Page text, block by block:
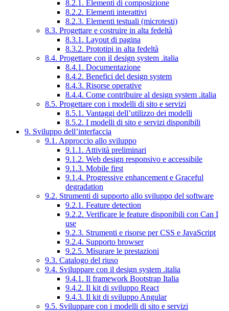
8.2.1. Elementi di composizione
8.2.2. Elementi interattivi
8.2.3. Elementi testuali (microtesti)
8.3. Progettare e costruire in alta fedeltà
8.3.1. Layout di pagina
8.3.2. Prototipi in alta fedeltà
8.4. Progettare con il design system .italia
8.4.1. Documentazione
8.4.2. Benefici del design system
8.4.3. Risorse operative
8.4.4. Come contribuire al design system .italia
8.5. Progettare con i modelli di sito e servizi
8.5.1. Vantaggi dell’utilizzo dei modelli
8.5.2. I modelli di sito e servizi disponibili
9. Sviluppo dell’interfaccia
9.1. Approccio allo sviluppo
9.1.1. Attività preliminari
9.1.2. Web design responsivo e accessibile
9.1.3. Mobile first
9.1.4. Progressive enhancement e Graceful
degradation
9.2. Strumenti di supporto allo sviluppo del software
9.2.1. Feature detection
9.2.2. Verificare le feature disponibili con Can I
use
9.2.3. Strumenti e risorse per CSS e JavaScript
9.2.4. Supporto browser
9.2.5. Misurare le prestazioni
9.3. Catalogo del riuso
9.4. Sviluppare con il design system .italia
9.4.1. Il framework Bootstrap Italia
9.4.2. Il kit di sviluppo React
9.4.3. Il kit di sviluppo Angular
9.5. Sviluppare con i modelli di sito e servizi